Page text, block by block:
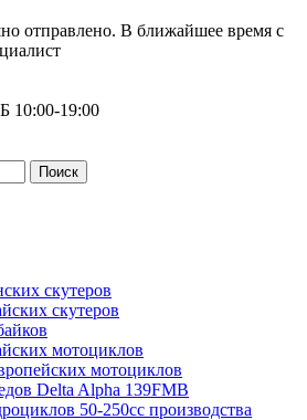
отправлено. В ближайшее время с
10:00-19:00
скутеров
скутеров
мотоциклов
мотоциклов
Delta Alpha 139FMB
50-250сс производства